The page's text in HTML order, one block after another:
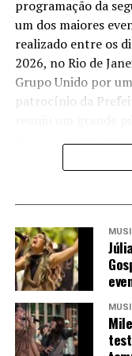
Ouça “Perto Estás
“Princípio de Tudo
cuidadosamente
essência do EP.
programação da
um dos maiores
realizado entre os
2026, no Rio de
Grupo Unido por
patrocínio da
11 palcos
solidariedade, união
locais como
Praça do Ó, Parque
Madureira, Parque
Convidada para
Pública, Júlia